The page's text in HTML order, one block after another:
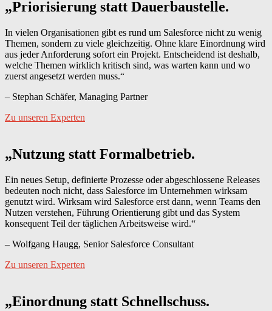
„Priorisierung statt Dauerbaustelle.
In vielen Organisationen gibt es rund um Salesforce nicht zu wenig
Themen, sondern zu viele gleichzeitig. Ohne klare Einordnung wird
aus jeder Anforderung sofort ein Projekt. Entscheidend ist deshalb,
welche Themen wirklich kritisch sind, was warten kann und wo
zuerst angesetzt werden muss.“
– Stephan Schäfer, Managing Partner
Zu unseren Experten
„Nutzung statt Formalbetrieb.
Ein neues Setup, definierte Prozesse oder abgeschlossene Releases
bedeuten noch nicht, dass Salesforce im Unternehmen wirksam
genutzt wird. Wirksam wird Salesforce erst dann, wenn Teams den
Nutzen verstehen, Führung Orientierung gibt und das System
konsequent Teil der täglichen Arbeitsweise wird.“
– Wolfgang Haugg, Senior Salesforce Consultant
Zu unseren Experten
„Einordnung statt Schnellschuss.